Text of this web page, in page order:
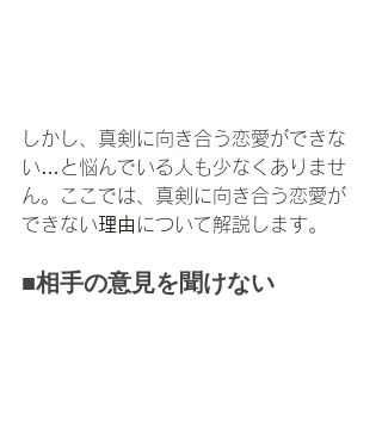
しかし、真剣に向き合う恋愛ができな
い…と悩んでいる人も少なくありませ
ん。ここでは、真剣に向き合う恋愛が
できない理由 について解説します。
■相手の意見を聞けない